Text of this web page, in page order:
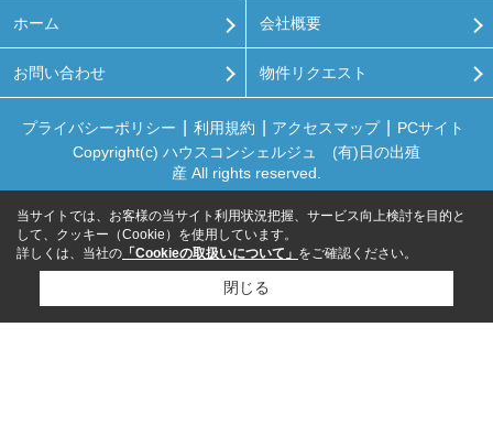
ホーム 会社概要
お問い合わせ 物件リクエスト
プライバシーポリシー 利用規約 アクセスマップ
PCサイト
Copyright(c) ハウスコンシェルジュ (有)日の出殖
産 All rights reserved.
当サイトでは、お客様の当サイト利用状況把握、サービス向上検討を目的と
して、クッキー（Cookie）を使用しています。
詳しくは、当社の 「Cookieの取扱いについて」 をご確認ください。
閉じる